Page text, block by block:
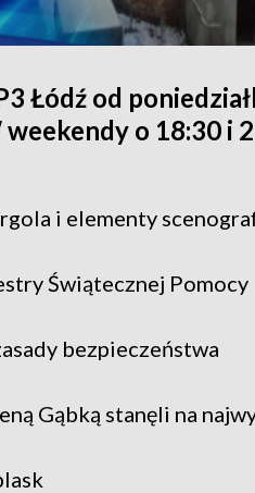
Łódź od
o 18:30 i
i elementy
Świątecznej Pomocy
bezpieczeństwa
Gąbką stanęli na